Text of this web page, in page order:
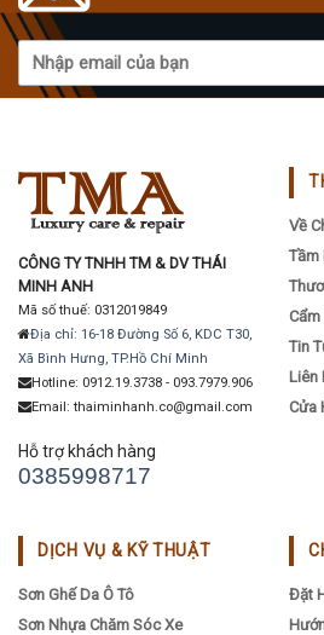
page
CÔNG TY TNHH TM & DV THÁI
MINH ANH
Mã số thuế: 0312019849
Địa chỉ: 16-18 Đường Số 6, KDC T30,
Xã Bình Hưng, TP.Hồ Chí Minh
Hotline: 0912.19.3738 - 093.7979.906
Email: thaiminhanh.co@gmail.com
Hỗ trợ khách hàng
0385998717
Về
Tầm
Cẩm
Tin
Liên
Cửa
DỊCH VỤ & KỸ THUẬT
Sơn Ghế Da Ô Tô
Sơn Nhựa Chăm Sóc Xe
Đặt